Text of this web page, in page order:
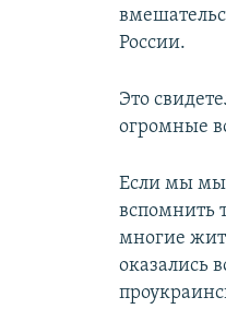
России.
Это
огромные
Если мы
вспомнить
многие
оказались